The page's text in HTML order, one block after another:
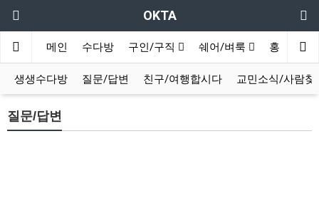
OKTA
메인 수다방 구인/구직 쉐어/벼룩 홍보방
생생수다방 질문/답변 친구/여행합시다 교민소식/사람찾
질문/답변